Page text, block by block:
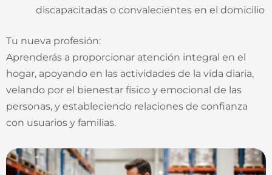
discapacitadas o convalecientes en el domicilio
Tu nueva profesión:
Aprenderás a proporcionar atención integral en el
hogar, apoyando en las actividades de la vida diaria,
velando por el bienestar físico y emocional de las
personas, y estableciendo relaciones de confianza
con usuarios y familias.